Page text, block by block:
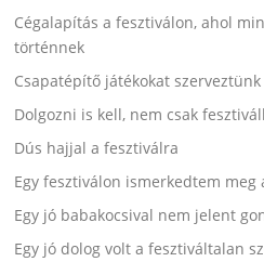
Cégalapítás a fesztiválon, ahol
történnek
Csapatépítő játékokat
Dolgozni is kell, nem csak
Dús hajjal a fesztiválra
Egy fesztiválon ismerkedtem
Egy jó babakocsival nem jelent
Egy jó dolog volt a fesztiváltalan